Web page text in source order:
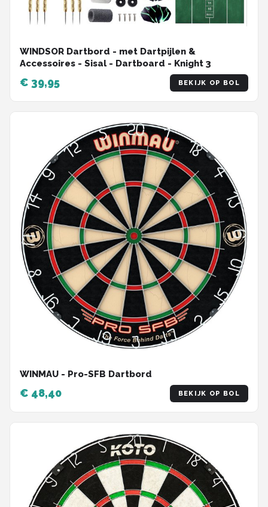
WINDSOR Dartbord - met Dartpijlen &
Accessoires - Sisal - Dartboard - Knight 3
€ 39,95 BEKIJK OP BOL
WINMAU - Pro-SFB Dartbord
€ 48,40 BEKIJK OP BOL